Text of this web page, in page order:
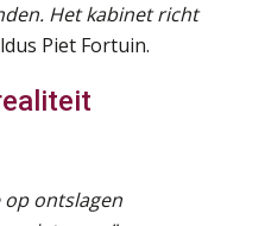
Het kabinet richt
Piet Fortuin.
op ontslagen